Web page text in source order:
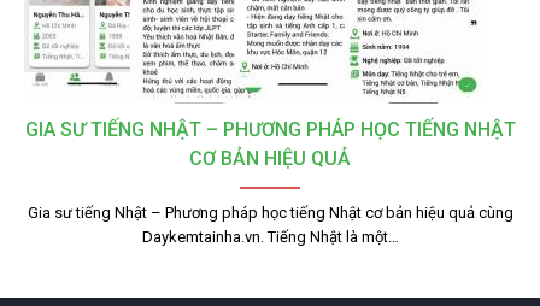
GIA SƯ TIẾNG NHẬT – PHƯƠNG PHÁP HỌC TIẾNG NHẬT
CƠ BẢN HIỆU QUẢ
Gia sư tiếng Nhật – Phương pháp học tiếng Nhật cơ bản hiệu quả cùng
Daykemtainha.vn. Tiếng Nhật là một…